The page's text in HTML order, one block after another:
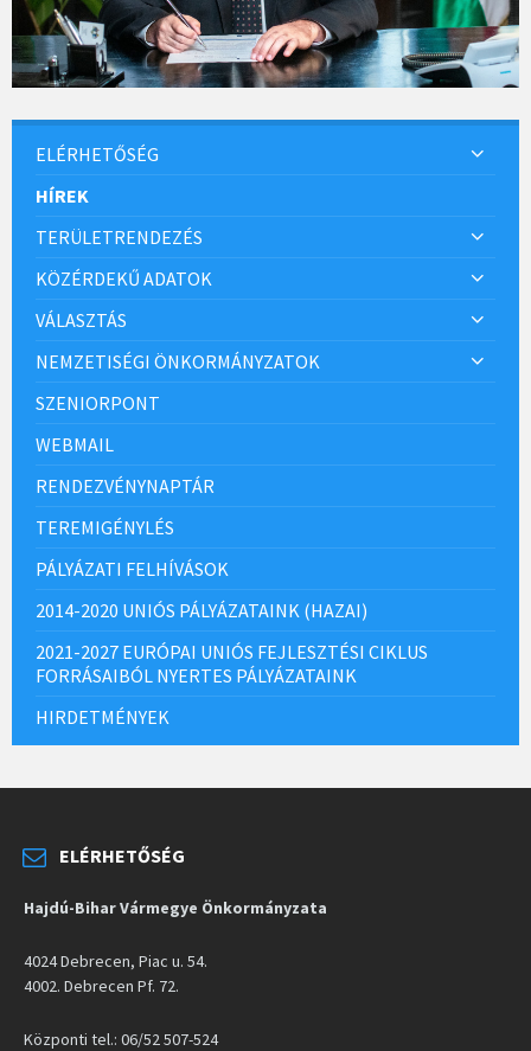
ELÉRHETŐSÉG
HÍREK
TERÜLETRENDEZÉS
KÖZÉRDEKŰ ADATOK
VÁLASZTÁS
NEMZETISÉGI ÖNKORMÁNYZATOK
SZENIORPONT
WEBMAIL
RENDEZVÉNYNAPTÁR
TEREMIGÉNYLÉS
PÁLYÁZATI FELHÍVÁSOK
2014-2020 UNIÓS PÁLYÁZATAINK (HAZAI)
2021-2027 EURÓPAI UNIÓS FEJLESZTÉSI CIKLUS
FORRÁSAIBÓL NYERTES PÁLYÁZATAINK
HIRDETMÉNYEK
ELÉRHETŐSÉG
Hajdú-Bihar Vármegye Önkormányzata
4024 Debrecen, Piac u. 54.
4002. Debrecen Pf. 72.
Központi tel.: 06/52 507-524